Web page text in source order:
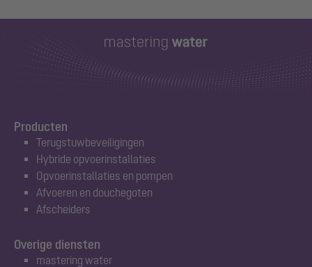
Producten
Terugstuwbeveiligingen
Hybride opvoerinstallaties
Opvoerinstallaties en pompen
Afvoeren en douchegoten
Afscheiders
Overige diensten
mastering water